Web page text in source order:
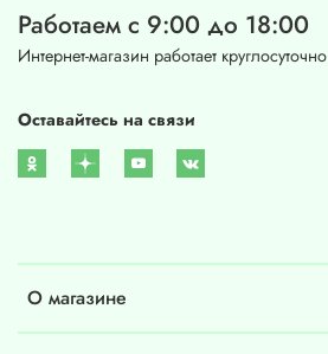
О магазине
Работаем с 9:00 до 18:00
Интернет-магазин работает круглосуточно
Оставайтесь на связи